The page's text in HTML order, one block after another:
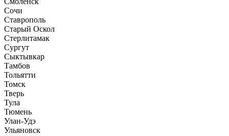
Сочи
Ставрополь
Старый Оскол
Стерлитамак
Сургут
Сыктывкар
Тамбов
Тольятти
Томск
Тверь
Тула
Тюмень
Улан-Удэ
Ульяновск